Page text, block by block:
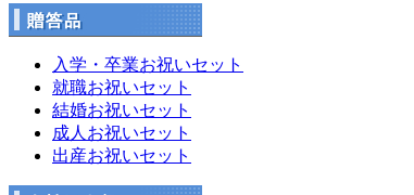
入学・卒業お祝いセット
就職お祝いセット
結婚お祝いセット
成人お祝いセット
出産お祝いセット